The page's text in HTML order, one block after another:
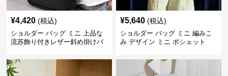
¥4,420 (税込)
ショルダー バッグ ミニ 上品な
流苏飾り付きレザー斜め掛けバ
¥5,640 (税込)
ショルダー バッグ ミニ 編みこ
み デザイン ミニ ポシェット